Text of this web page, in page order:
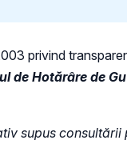
privind
deHotărâre de
supus